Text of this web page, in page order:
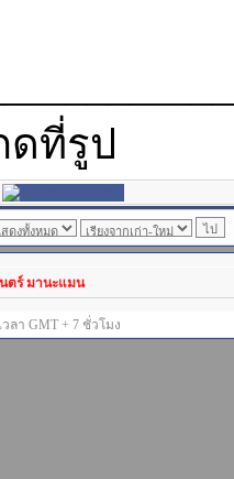
ดที่รูป
ตร์ มานะแมน
วลา GMT + 7 ชั่วโมง